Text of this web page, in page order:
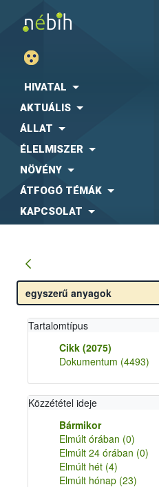
HIVATAL
AKTUÁLIS
ÁLLAT
ÉLELMISZER
NÖVÉNY
ÁTFOGÓ TÉMÁK
KAPCSOLAT
Tartalomtípus
Cikk (2075)
Dokumentum (4493)
Közzététel ideje
Bármikor
Elmúlt órában (0)
Elmúlt 24 órában (0)
Elmúlt hét (4)
Elmúlt hónap (23)